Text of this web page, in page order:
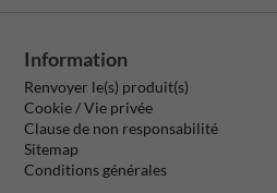
Information
Renvoyer le(s) produit(s)
Cookie / Vie privée
Clause de non responsabilité
Sitemap
Conditions générales